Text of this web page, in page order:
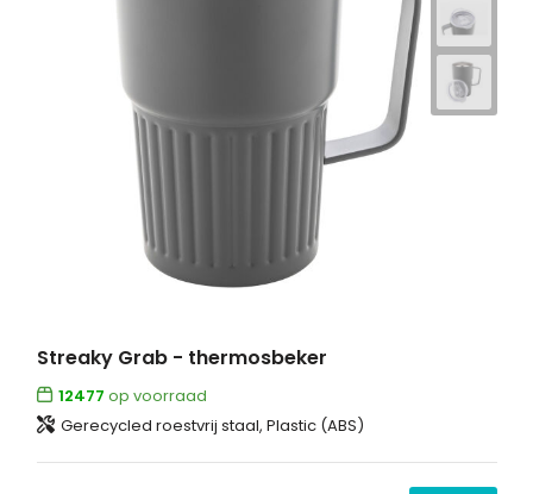
Streaky Grab - thermosbeker
12477 op voorraad
Gerecycled roestvrij staal, Plastic (ABS)